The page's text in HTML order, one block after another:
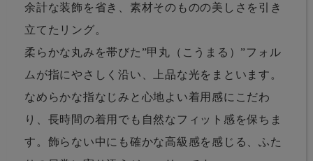
余計な装飾を省き、素材そのものの美しさを引き
立てたリング。
柔らかな丸みを帯びた”甲丸（こうまる）”フォル
ムが指にやさしく沿い、上品な光をまといます。
なめらかな指なじみと心地よい着用感にこだわ
り、長時間の着用でも自然なフィット感を保ちま
す。飾らない中にも確かな高級感を感じる、ふた